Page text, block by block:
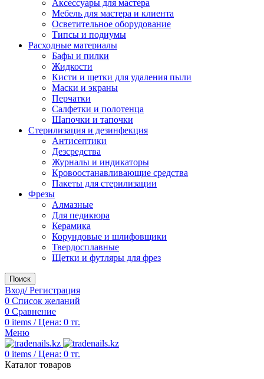
Аксессуары для мастера
Мебель для мастера и клиента
Осветительное оборудование
Типсы и подиумы
Расходные материалы
Бафы и пилки
Жидкости
Кисти и щетки для удаления пыли
Маски и экраны
Перчатки
Салфетки и полотенца
Шапочки и тапочки
Стерилизация и дезинфекция
Антисептики
Дезсредства
Журналы и индикаторы
Кровоостанавливающие средства
Пакеты для стерилизации
Фрезы
Алмазные
Для педикюра
Керамика
Корундовые и шлифовщики
Твердосплавные
Щетки и футляры для фрез
Поиск
Вход/ Регистрация
0 Список желаний
0 Сравнение
0 items / Цена: 0 тг.
Меню
0 items / Цена: 0 тг.
Каталог товаров